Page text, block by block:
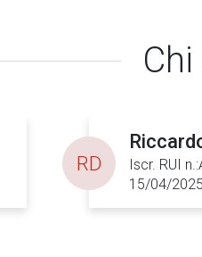
Iscr. RUI
15/04/2025
RD